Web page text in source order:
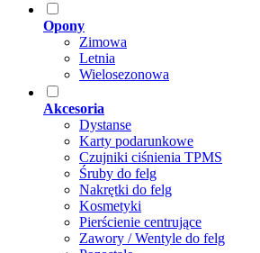
Opony
Zimowa
Letnia
Wielosezonowa
Akcesoria
Dystanse
Karty podarunkowe
Czujniki ciśnienia TPMS
Śruby do felg
Nakrętki do felg
Kosmetyki
Pierścienie centrujące
Zawory / Wentyle do felg